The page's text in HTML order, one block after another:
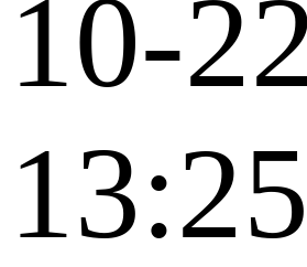
10-